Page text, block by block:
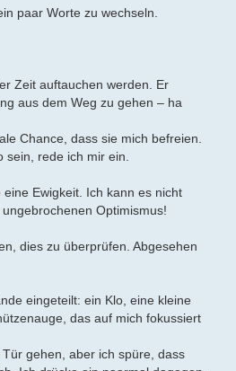
paar Worte zu wechseln.
Zeit auftauchen werden. Er
aus dem Weg zu gehen – ha
Chance, dass sie mich befreien.
rede ich mir ein.
Ewigkeit. Ich kann es nicht
Optimismus!
dies zu überprüfen. Abgesehen
eingeteilt: ein Klo, eine kleine
das auf mich fokussiert
gehen, aber ich spüre, dass